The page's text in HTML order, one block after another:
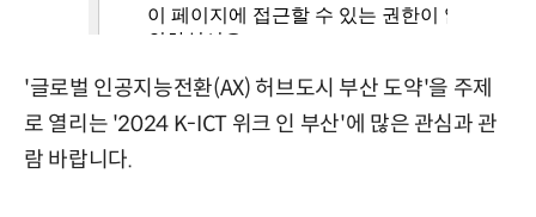
'글로벌 인공지능전환(AX) 허브도시 부산 도약'을 주제
로 열리는 '2024 K-ICT 위크 인 부산'에 많은 관심과 관
람 바랍니다.